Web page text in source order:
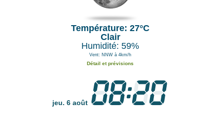
Température: 27°C
Clair
Humidité: 59%
Vent: NNW à 4km/h
Détail et prévisions
jeu. 6 août